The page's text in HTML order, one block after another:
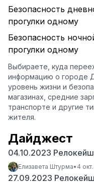
Безопасность
прогулки одному
Безопасность
прогулки одному
Выбираете, куда
информацию о городе
уровень жизни и
магазинах, средние
транспорте и другие
жителя.
Дайджест
04.10.2023
Елизавета Штурма• 4
27.09.2023